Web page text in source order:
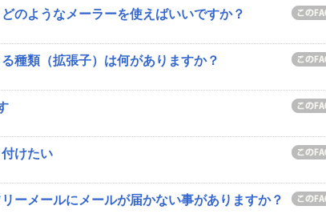
のようなメーラーを使えばいいですか？
種類（拡張子）は何がありますか？
けたい
ーメールにメールが届かない事がありますか？